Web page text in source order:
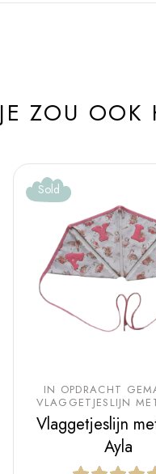
JE ZOU
Sold
IN OPDRACHT
VLAGGETJESLIJN
Vlaggetjeslijn
Ayla